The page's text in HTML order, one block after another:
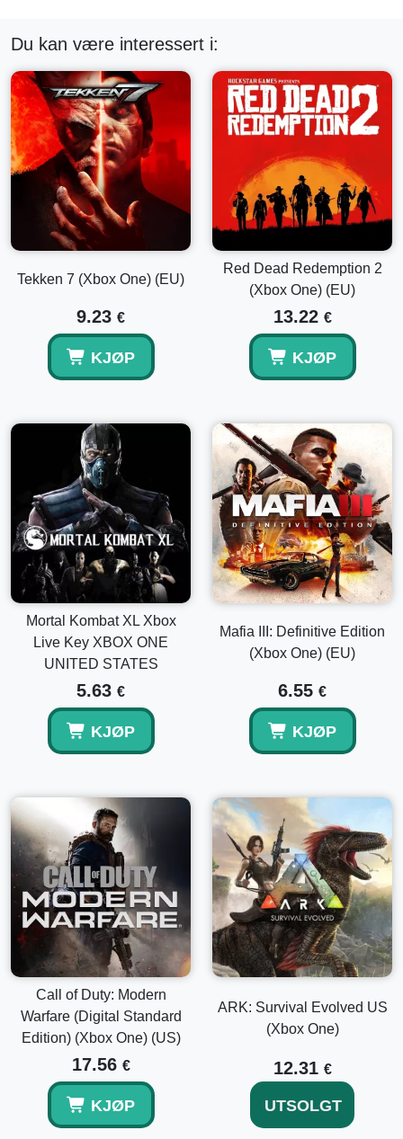
Du kan være interessert i:
Tekken 7 (Xbox One) (EU)
9.23 €
KJØP
Red Dead Redemption 2
(Xbox One) (EU)
13.22 €
KJØP
Mortal Kombat XL Xbox
Live Key XBOX ONE
UNITED STATES
5.63 €
KJØP
Mafia III: Definitive Edition
(Xbox One) (EU)
6.55 €
KJØP
Call of Duty: Modern
Warfare (Digital Standard
Edition) (Xbox One) (US)
17.56 €
KJØP
ARK: Survival Evolved US
(Xbox One)
12.31 €
UTSOLGT